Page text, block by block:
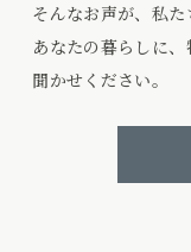
そんなお声が、私た
あなたの暮らしに
聞かせください。